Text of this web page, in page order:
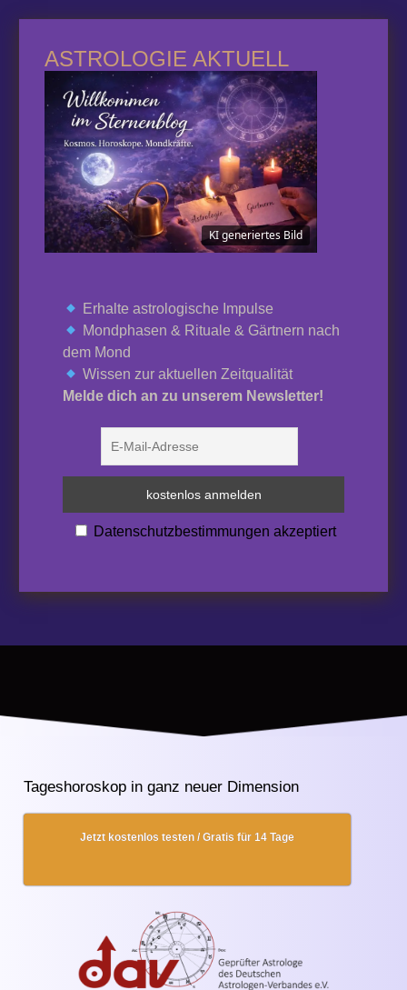
ASTROLOGIE AKTUELL
KI generiertes Bild
Erhalte astrologische Impulse
Mondphasen & Rituale & Gärtnern nach
dem Mond
Wissen zur aktuellen Zeitqualität
Melde dich an zu unserem Newsletter!
Datenschutzbestimmungen akzeptiert
Tageshoroskop in ganz neuer Dimension
Jetzt kostenlos testen / Gratis für 14 Tage